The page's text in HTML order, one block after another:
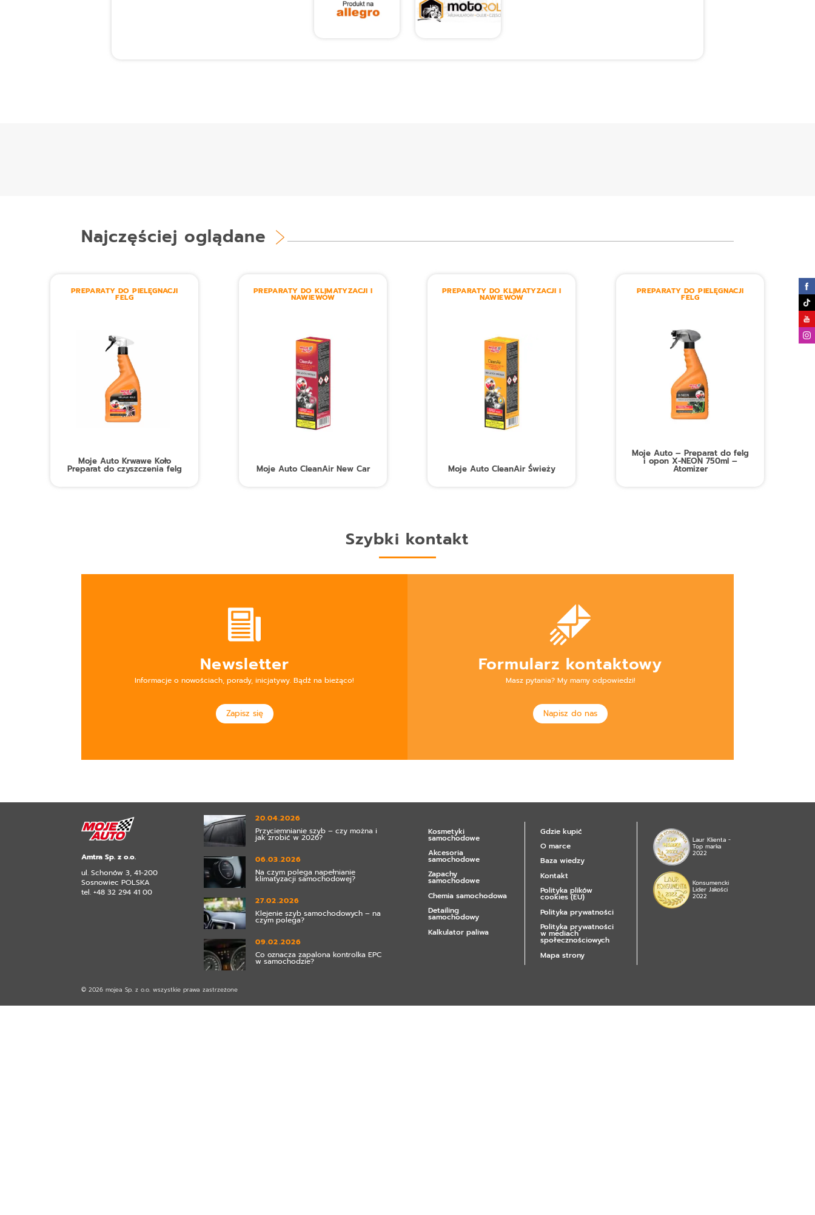
Najczęściej oglądane
PREPARATY DO PIELĘGNACJI
FELG
Moje Auto Krwawe Koło
Preparat do czyszczenia felg
PREPARATY DO KLIMATYZACJI I
NAWIEWÓW
Moje Auto CleanAir New Car
PREPARATY DO KLIMATYZACJI I
NAWIEWÓW
Moje Auto CleanAir Świeży
PREPARATY DO PIELĘGNACJI
FELG
Moje Auto – Preparat do felg
i opon X-NEON 750ml –
Atomizer
Szybki kontakt
Newsletter
Informacje o nowościach, porady, inicjatywy. Bądź na bieżąco!
Zapisz się
Formularz kontaktowy
Masz pytania? My mamy odpowiedzi!
Napisz do nas
Amtra Sp. z o.o.
ul. Schonów 3, 41-200
Sosnowiec POLSKA
tel. +48 32 294 41 00
20.04.2026
Przyciemnianie szyb – czy można i
jak zrobić w 2026?
06.03.2026
Na czym polega napełnianie
klimatyzacji samochodowej?
27.02.2026
Klejenie szyb samochodowych – na
czym polega?
09.02.2026
Co oznacza zapalona kontrolka EPC
w samochodzie?
Kosmetyki
samochodowe
Akcesoria
samochodowe
Zapachy
samochodowe
Chemia samochodowa
Detailing
samochodowy
Kalkulator paliwa
Gdzie kupić
O marce
Baza wiedzy
Kontakt
Polityka plików
cookies (EU)
Polityka prywatności
Polityka prywatności
w mediach
społecznościowych
Mapa strony
Laur Klienta -
Top marka
2022
Konsumencki
Lider Jakości
2022
© 2026 mojea Sp. z o.o. wszystkie prawa zastrzeżone